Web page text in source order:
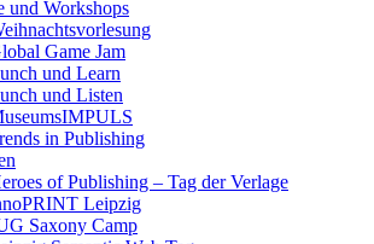
und Workshops
Game Jam
und Learn
und Listen
in Publishing
of Publishing – Tag der Verlage
Leipzig
Saxony Camp